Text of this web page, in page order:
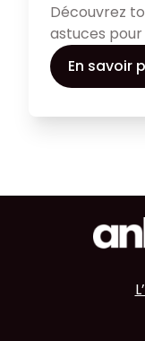
Découvrez
astuces
pour votre
l’avance
En savoir